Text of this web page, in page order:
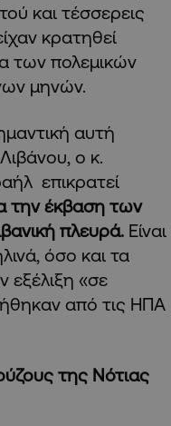
και τέσσερεις
κρατηθεί
των πολεμικών
μηνών.
αυτή
ο κ.
επικρατεί
την έκβαση των
πλευρά. Είναι
όσο και τα
εξέλιξη «σε
από τις ΗΠΑ
της Νότιας